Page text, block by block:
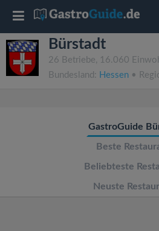
Bürstadt
26 Betriebe, 16.060
Bundesland: Hessen •
GastroGuide
Beste
Beliebteste
Neuste
T
o
g